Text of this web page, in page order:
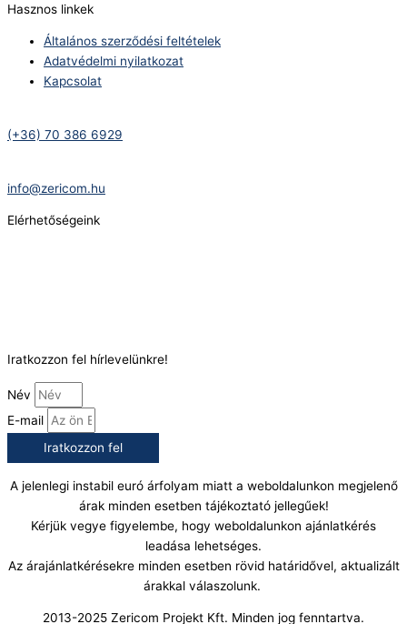
Hasznos linkek
Általános szerződési feltételek
Adatvédelmi nyilatkozat
Kapcsolat
(+36) 70 386 6929
info@zericom.hu
Elérhetőségeink
Iratkozzon fel hírlevelünkre!
Név
E-mail
Iratkozzon fel
A jelenlegi instabil euró árfolyam miatt a weboldalunkon megjelenő
árak minden esetben tájékoztató jellegűek!
Kérjük vegye figyelembe, hogy weboldalunkon ajánlatkérés
leadása lehetséges.
Az árajánlatkérésekre minden esetben rövid határidővel, aktualizált
árakkal válaszolunk.
2013-2025 Zericom Projekt Kft. Minden jog fenntartva.